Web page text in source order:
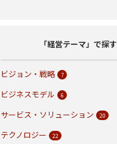
「経営テーマ」で探す
ビジョン・戦略 7
ビジネスモデル 6
サービス・ソリューション 20
テクノロジー 22